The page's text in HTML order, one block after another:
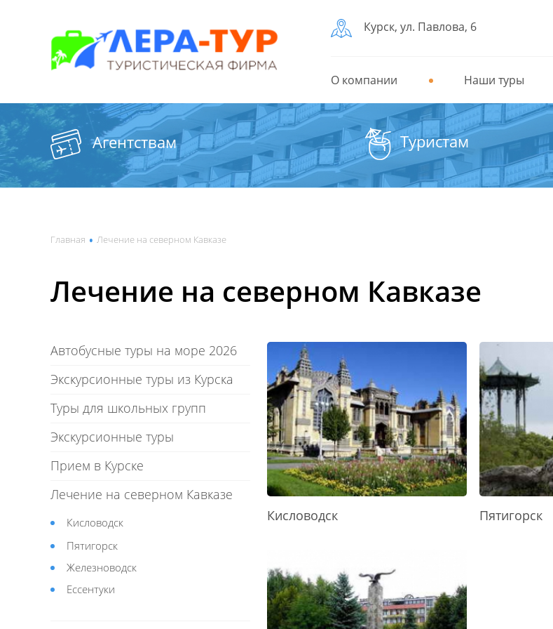
Курск, ул. Павлова, 6
О компании Наши туры
Агентствам Туристам
Главная • Лечение на северном Кавказе
Лечение на северном Кавказе
Автобусные туры на море 2026
Экскурсионные туры из Курска
Туры для школьных групп
Экскурсионные туры
Прием в Курске
Лечение на северном Кавказе
Кисловодск
Пятигорск
Железноводск
Ессентуки
Кисловодск Пятигорск